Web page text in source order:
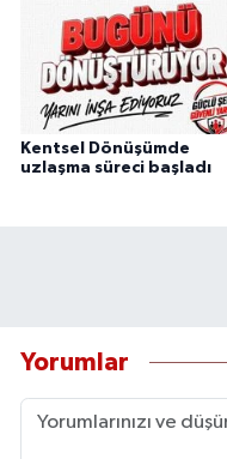
Kentsel Dönüşümde
uzlaşma süreci başladı
Yorumlar